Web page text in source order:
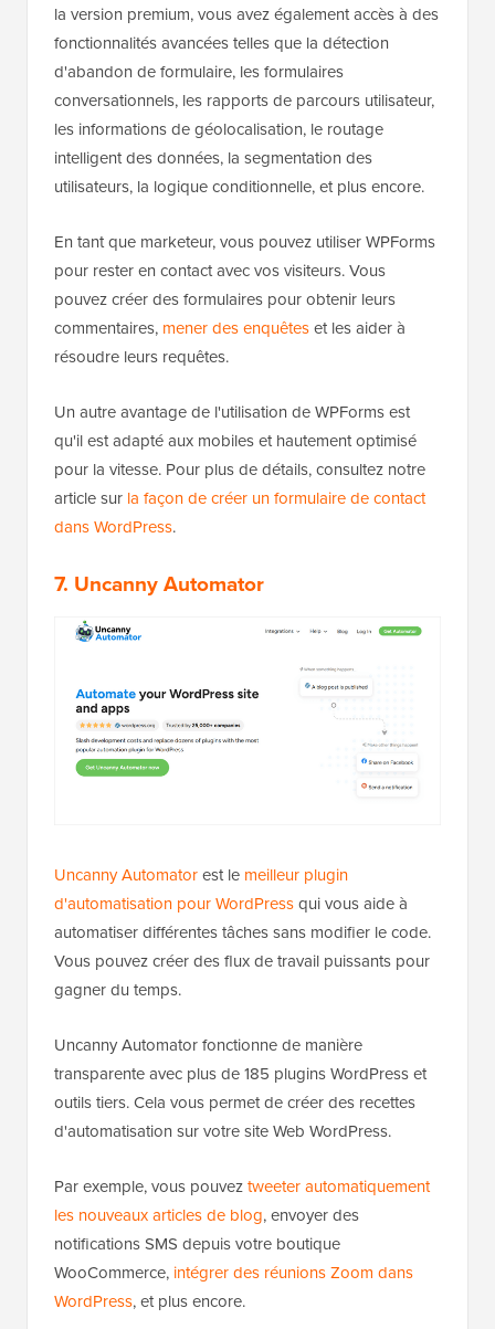
la version premium, vous avez également accès à des
fonctionnalités avancées telles que la détection
d'abandon de formulaire, les formulaires
conversationnels, les rapports de parcours utilisateur,
les informations de géolocalisation, le routage
intelligent des données, la segmentation des
utilisateurs, la logique conditionnelle, et plus encore.
En tant que marketeur, vous pouvez utiliser WPForms
pour rester en contact avec vos visiteurs. Vous
pouvez créer des formulaires pour obtenir leurs
commentaires, mener des enquêteset les aider à
résoudre leurs requêtes.
Un autre avantage de l'utilisation de WPForms est
qu'il est adapté aux mobiles et hautement optimisé
pour la vitesse. Pour plus de détails, consultez notre
article sur la façon de créer un formulaire de contact
dans WordPress.
7. Uncanny Automator
Uncanny Automatorest le meilleur plugin
d'automatisation pour WordPressqui vous aide à
automatiser différentes tâches sans modifier le code.
Vous pouvez créer des flux de travail puissants pour
gagner du temps.
Uncanny Automator fonctionne de manière
transparente avec plus de 185 plugins WordPress et
outils tiers. Cela vous permet de créer des recettes
d'automatisation sur votre site Web WordPress.
Par exemple, vous pouveztweeter automatiquement
les nouveaux articles de blog, envoyer des
notifications SMS depuis votre boutique
WooCommerce, intégrer des réunions Zoom dans
WordPress, et plus encore.